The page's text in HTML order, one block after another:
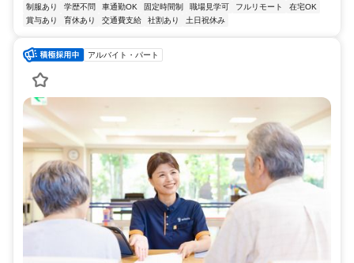
制服あり 学歴不問 車通勤OK 固定時間制 職場見学可 フルリモート
在宅OK
賞与あり
育休あり 交通費支給 社割あり 土日祝休み
アルバイト・パート